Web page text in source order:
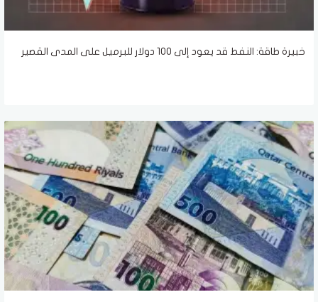
خبيرة طاقة: النفط قد يعود إلى 100 دولار للبرميل على المدى القصير